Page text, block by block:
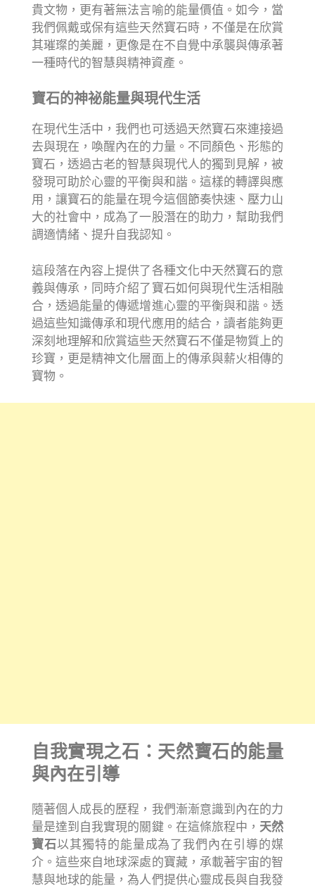
貴文物，更有著無法言喻的能量價值。如今，當
我們佩戴或保有這些天然寶石時，不僅是在欣賞
其璀璨的美麗，更像是在不自覺中承襲與傳承著
一種時代的智慧與精神資產。
寶石的神祕能量與現代生活
在現代生活中，我們也可透過天然寶石來連接過
去與現在，喚醒內在的力量。不同顏色、形態的
寶石，透過古老的智慧與現代人的獨到見解，被
發現可助於心靈的平衡與和諧。這樣的轉譯與應
用，讓寶石的能量在現今這個節奏快速、壓力山
大的社會中，成為了一股潛在的助力，幫助我們
調適情緒、提升自我認知。
這段落在內容上提供了各種文化中天然寶石的意
義與傳承，同時介紹了寶石如何與現代生活相融
合，透過能量的傳遞增進心靈的平衡與和諧。透
過這些知識傳承和現代應用的結合，讀者能夠更
深刻地理解和欣賞這些天然寶石不僅是物質上的
珍寶，更是精神文化層面上的傳承與薪火相傳的
寶物。
自我實現之石：天然寶石的能量
與內在引導
隨著個人成長的歷程，我們漸漸意識到內在的力
量是達到自我實現的關鍵。在這條旅程中， 天然
寶石以其獨特的能量成為了我們內在引導的媒
介。這些來自地球深處的寶藏，承載著宇宙的智
慧與地球的能量，為人們提供心靈成長與自我發